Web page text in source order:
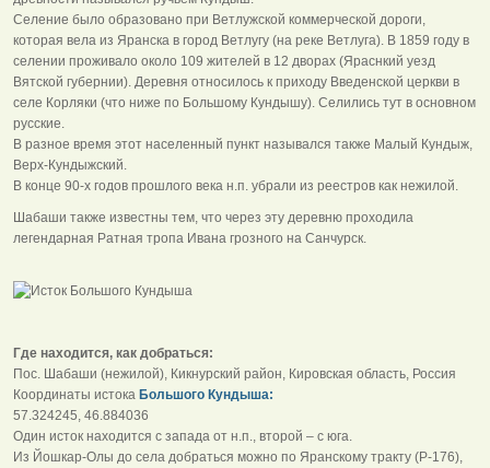
Селение было образовано при Ветлужской коммерческой дороги,
которая вела из Яранска в город Ветлугу (на реке Ветлуга). В 1859 году в
селении проживало около 109 жителей в 12 дворах (Яраснкий уезд
Вятской губернии). Деревня относилось к приходу Введенской церкви в
селе Корляки (что ниже по Большому Кундышу). Селились тут в основном
русские.
В разное время этот населенный пункт назывался также Малый Кундыж,
Верх-Кундыжский.
В конце 90-х годов прошлого века н.п. убрали из реестров как нежилой.
Шабаши также известны тем, что через эту деревню проходила
легендарная Ратная тропа Ивана грозного на Санчурск.
Где находится, как добраться:
Пос. Шабаши (нежилой), Кикнурский район, Кировская область, Россия
Координаты истока Большого Кундыша:
57.324245, 46.884036
Один исток находится с запада от н.п., второй – с юга.
Из Йошкар-Олы до села добраться можно по Яранскому тракту (Р-176),